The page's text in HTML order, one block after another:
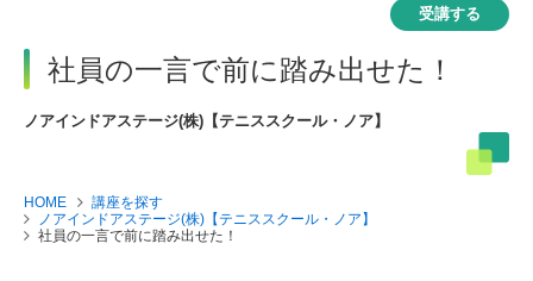
受講する
社員の一言で前に踏み出せた！
ノアインドアステージ(株)【テニススクール・ノア】
HOME
講座を探す
ノアインドアステージ(株)【テニススクール・ノア】
社員の一言で前に踏み出せた！